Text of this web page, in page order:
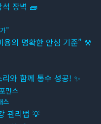
석 장벽 🧱
”
용의 명확한 안심 기준” ⚒
와 함께 통수 성공! ✨
먼스
스
관리법 💡